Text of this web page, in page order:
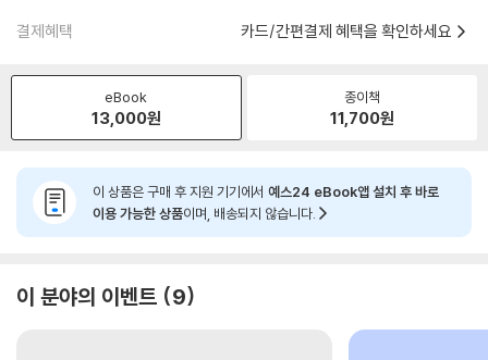
결제혜택 카드/간편결제 혜택을 확인하세요
eBook
13,000원
종이책
11,700원
이 상품은 구매 후 지원 기기에서 예스24 eBook앱 설치 후 바로
이용 가능한 상품이며, 배송되지 않습니다.
이 분야의 이벤트 9